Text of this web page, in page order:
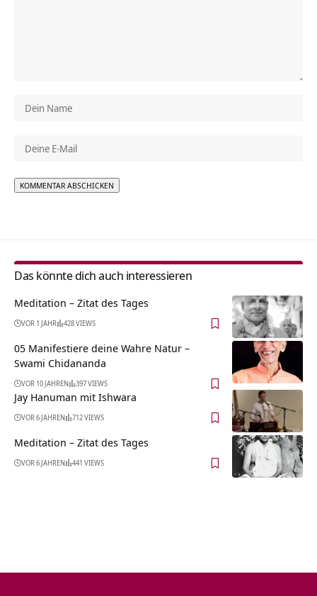
Das könnte dich auch interessieren
Meditation – Zitat des Tages
VOR 1 JAHR 428 VIEWS
05 Manifestiere deine Wahre Natur –
Swami Chidananda
VOR 10 JAHREN 397 VIEWS
Jay Hanuman mit Ishwara
VOR 6 JAHREN 712 VIEWS
Meditation – Zitat des Tages
VOR 6 JAHREN 441 VIEWS